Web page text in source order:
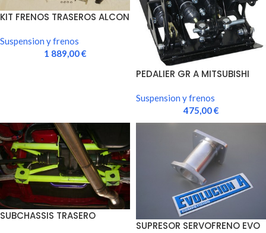
KIT FRENOS TRASEROS ALCON
Suspension y frenos
1 889,00€
PEDALIER GR A MITSUBISHI
Suspension y frenos
475,00€
SUBCHASSIS TRASERO
SUPRESOR SERVOFRENO EVO